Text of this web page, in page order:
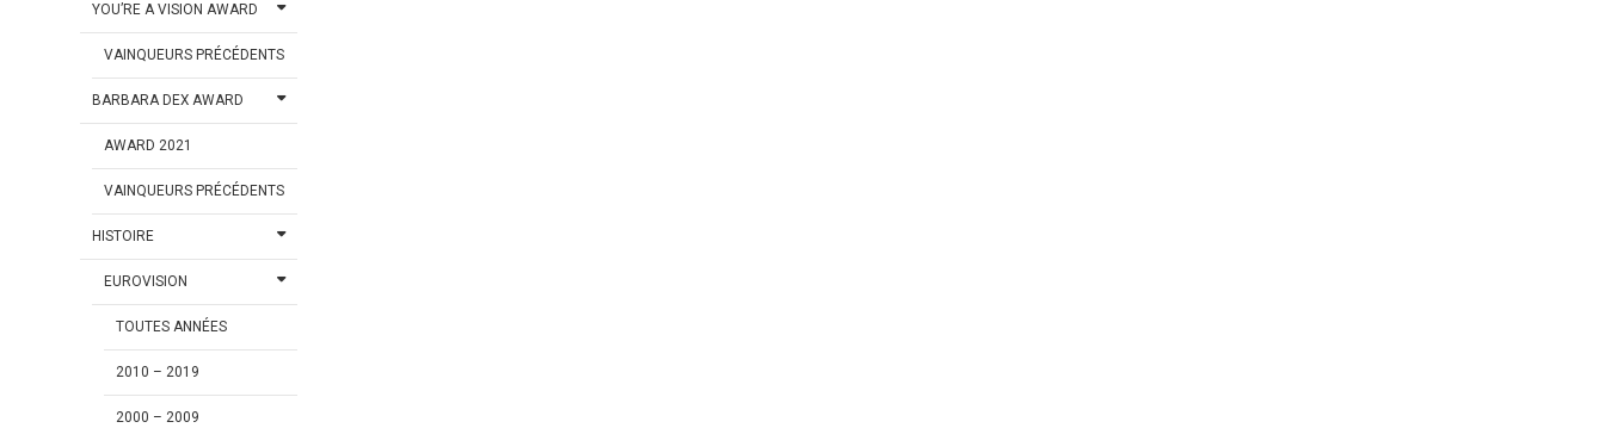
YOU’RE A VISION AWARD
VAINQUEURS PRÉCÉDENTS
BARBARA DEX AWARD
AWARD 2021
VAINQUEURS PRÉCÉDENTS
HISTOIRE
EUROVISION
TOUTES ANNÉES
2010 – 2019
2000 – 2009